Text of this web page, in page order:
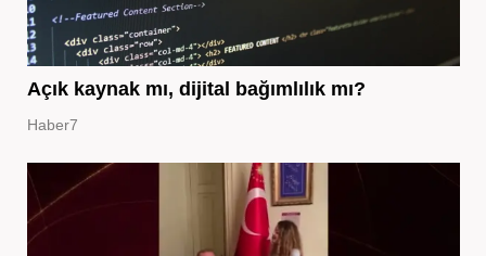
Açık kaynak mı, dijital bağımlılık mı?
Haber7